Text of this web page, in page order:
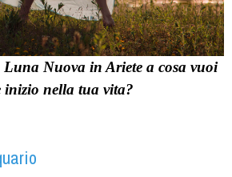
Nuova in Ariete a cosa vuoi
inizio nella tua vita?